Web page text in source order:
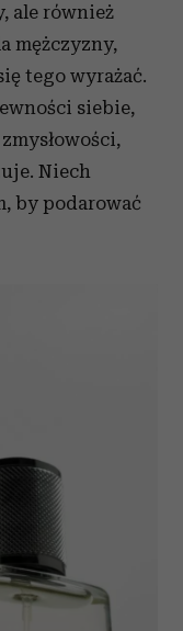
o tym, jak
partnerom
podczas
ale również
mężczyzny,
tego wyrażać.
siebie,
Niech
by podarować